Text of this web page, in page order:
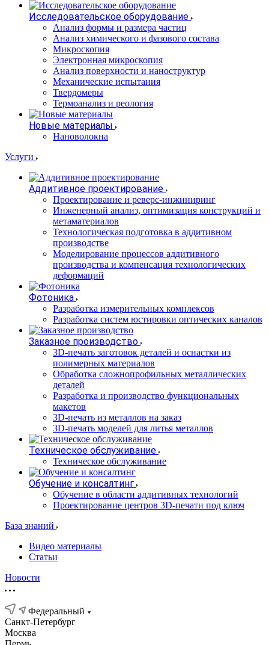
Исследовательское оборудование
Анализ формы и размера частиц
Анализ химического и фазового состава
Микроскопия
Электронная микроскопия
Анализ поверхности и наноструктур
Механические испытания
Твердомеры
Термоанализ и реология
Новые материалы
Нановолокна
Услуги
Аддитивное проектирование
Проектирование и реверс-инжиниринг
Инженерный анализ, оптимизация конструкций и
метаматериалов
Технологическая подготовка в аддитивном
производстве
Моделирование процессов аддитивного
производства и компенсация технологических
деформаций
Фотоника
Разработка измерительных комплексов
Разработка систем юстировки оптических каналов
Заказное производство
3D-печать заготовок деталей и оснастки из
полимерных материалов
Обработка сложнопрофильных металлических
деталей
Разработка и производство функциональных
макетов
3D-печать из металлов на заказ
3D-печать моделей для литья металлов
Техническое обслуживание
Техническое обслуживание
Обучение и консалтинг
Обучение в области аддитивных технологий
Проектирование центров 3D-печати под ключ
База знаний
Видео материалы
Статьи
Новости
Федеральный
Санкт-Петербург
Москва